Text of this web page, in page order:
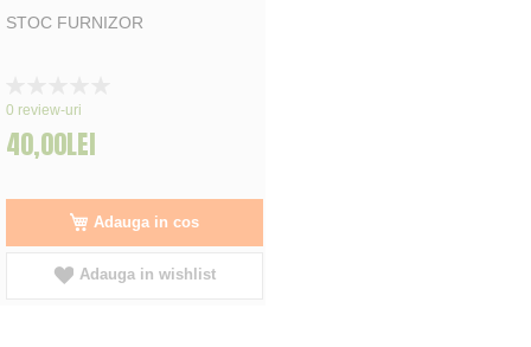
STOC FURNIZOR
0%
0 review-uri
40,00LEI
Adauga in cos
Adauga in wishlist